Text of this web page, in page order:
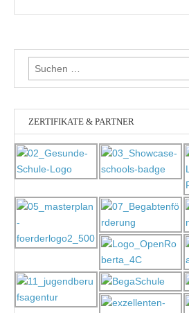
Suchen
nach:
ZERTIFIKATE & PARTNER